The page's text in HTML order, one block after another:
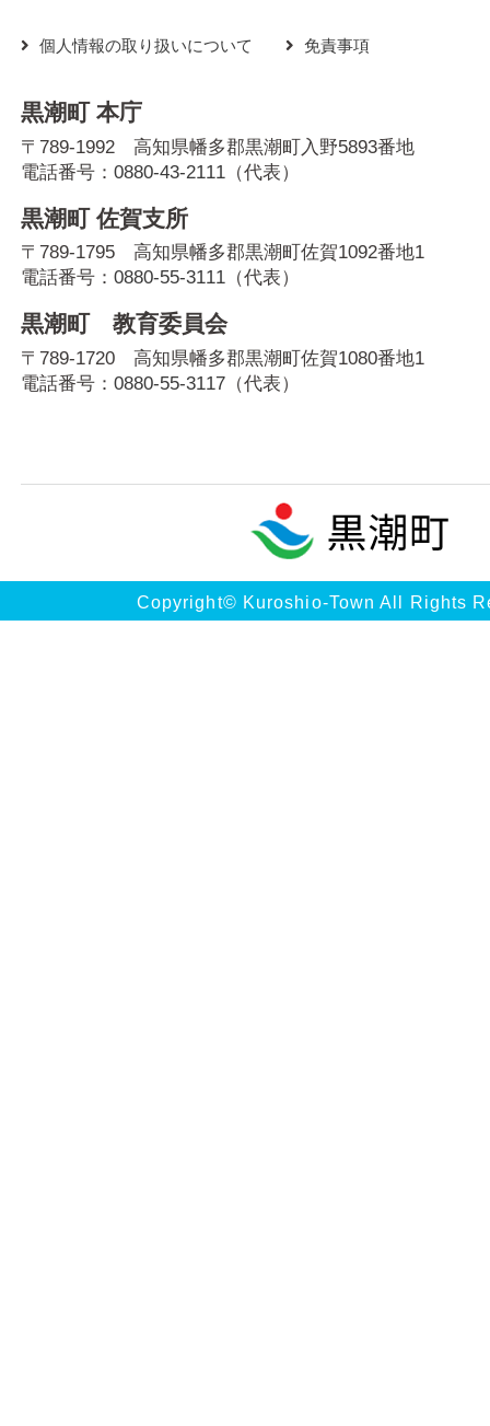
個人情報の取り扱いについて 免責事項
黒潮町 本庁
〒789-1992 高知県幡多郡黒潮町入野5893番地
電話番号：0880-43-2111 （代表）
黒潮町 佐賀支所
〒789-1795 高知県幡多郡黒潮町佐賀1092番地1
電話番号：0880-55-3111 （代表）
黒潮町 教育委員会
〒789-1720 高知県幡多郡黒潮町佐賀1080番地1
電話番号：0880-55-3117 （代表）
Copyright© Kuroshio-Town All Rights